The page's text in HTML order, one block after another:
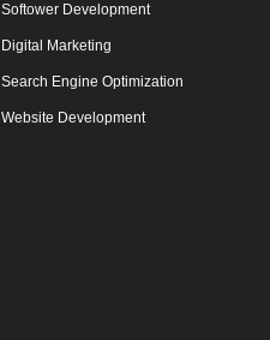
Softower Development
Digital Marketing
Search Engine Optimization
Website Development